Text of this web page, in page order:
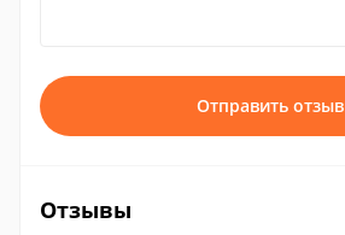
Отправить отзыв
Отзывы